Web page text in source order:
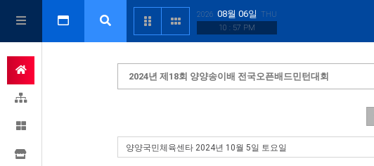
2026 08월 06일
THU
10 : 57 PM
2024년 제18회 양양송이배 전국오픈배드민턴대회